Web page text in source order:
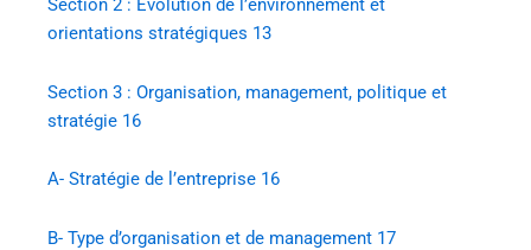
Section 2 : Evolution de l’environnement et
orientations stratégiques 13
Section 3 : Organisation, management, politique et
stratégie 16
A- Stratégie de l’entreprise 16
B- Type d’organisation et de management 17